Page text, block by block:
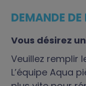
DEMANDE DE
Vous désirez
Veuillez remplir
L’équipe Aqua